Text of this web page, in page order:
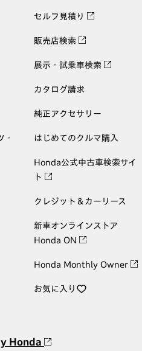
・
セルフ見積り
販売店検索
展示・試乗車検索
カタログ請求
純正アクセサリー
はじめてのクルマ購入
Honda公式中古車検索サイ
ト
クレジット＆カーリース
新車オンラインストア
Honda ON
Honda Monthly Owner
お気に入り
Honda